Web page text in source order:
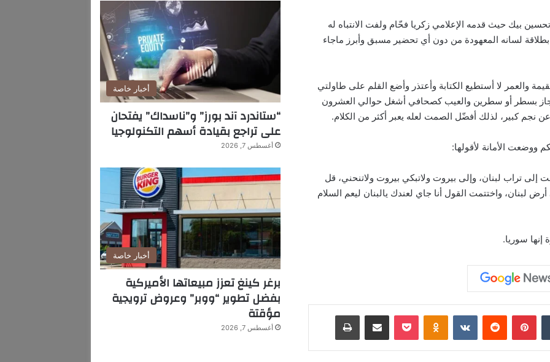
بيك حيث قدمه الإعلامي زكريا فحّام ولفت الانتباه له
لسانه المعهودة من دون أي تحضير مسبق وأبرز ماجاء
والعمر لا أستطيع الكتابة وأعتذر وأضع القلم على طاولتي
بسطر أو سطرين والعيب كصحافي أشغل حوالي العشرون
نجم كبير، لذلك أفضّل الصمت لعله يعبر أكثر من الكلام.
ووضعت الأمانة لأقولها:
تراب لبنان، وإلى بيروت ولاتبكي بيروت ولاتنحني، قل
لبنان، واختتمت القول أنا جاي لعندك يالبنان ليعم السلام
إنها سوريا.
‏Tumblr بينتيريست ‏Reddit
‏VKontakte
Odnoklassniki
‫Pocket مشاركة عبر البريد طباعة
أخبار خاصة
“ستاندرد آند بورز” و”ناسداك” يفتحان
على تراجع بقيادة أسهم التكنولوجيا
أغسطس 7, 2026
أخبار خاصة
برغر كينغ تعزز مبيعاتها الأميركية
بفضل تطوير “ووبر” وعروض ترويجية
مؤقتة
أغسطس 7, 2026